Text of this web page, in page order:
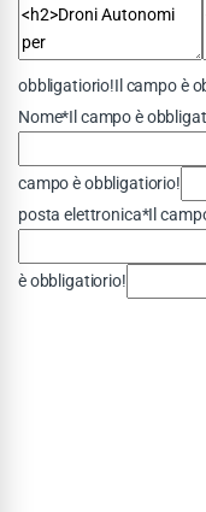
obbligatiorio!Il campo è
Nome*Il campo è
campo è obbligatiorio!
posta elettronica*Il
è obbligatiorio!